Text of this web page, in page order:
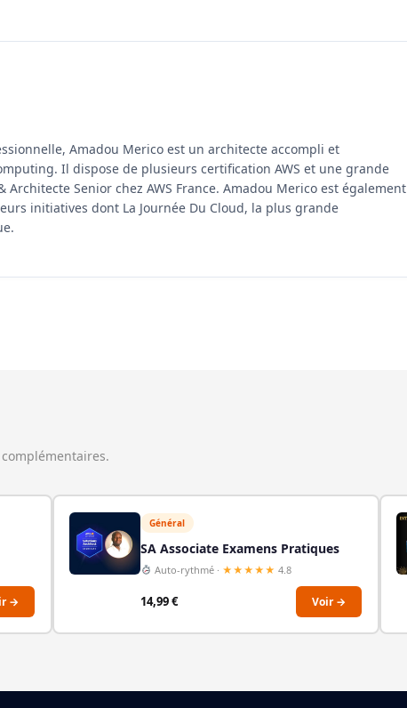
Amadou Merico est un architecte accompli et
Il dispose de plusieurs certification AWS et une grande
Senior chez AWS France. Amadou Merico est également
initiatives dont La Journée Du Cloud, la plus grande
→
Général
SA Associate Examens Pratiques
Auto-rythmé · ★★★★★ 4.8
14,99€ Voir →